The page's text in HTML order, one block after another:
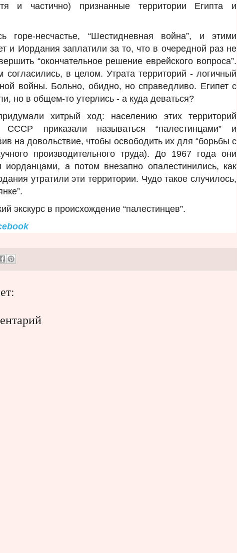
и частично) признанные территории Египта и
горе-несчастье, “Шестидневная война”, и этими
и Иордания заплатили за то, что в очередной раз не
“окончательное решение еврейского вопроса”.
в целом. Утрата территорий - логичный
войны. Больно, обидно, но справедливо. Египет с
но в общем-то утерлись - а куда деваться?
хитрый ход: населению этих территорий
приказали называться “палестинцами” и
на довольствие, чтобы освободить их для “борьбы с
производительного труда). До 1967 года они
а потом внезапно опалестинились, как
утратили эти территории. Чудо такое случилось,
экскурс в происхождение “палестинцев”.